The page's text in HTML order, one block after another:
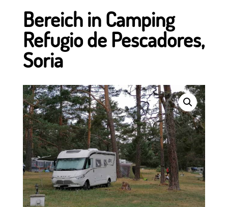
Bereich in Camping
Refugio de Pescadores,
Soria